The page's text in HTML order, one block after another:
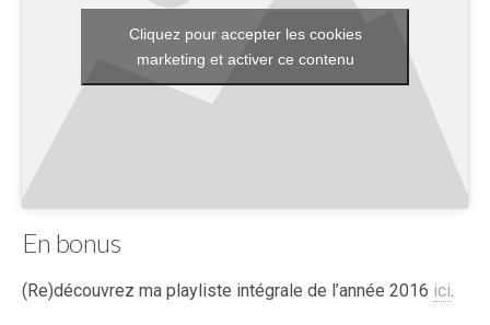
Cliquez pour accepter les cookies
marketing et activer ce contenu
En bonus
(Re)découvrez ma playliste intégrale de l’année 2016 ici.